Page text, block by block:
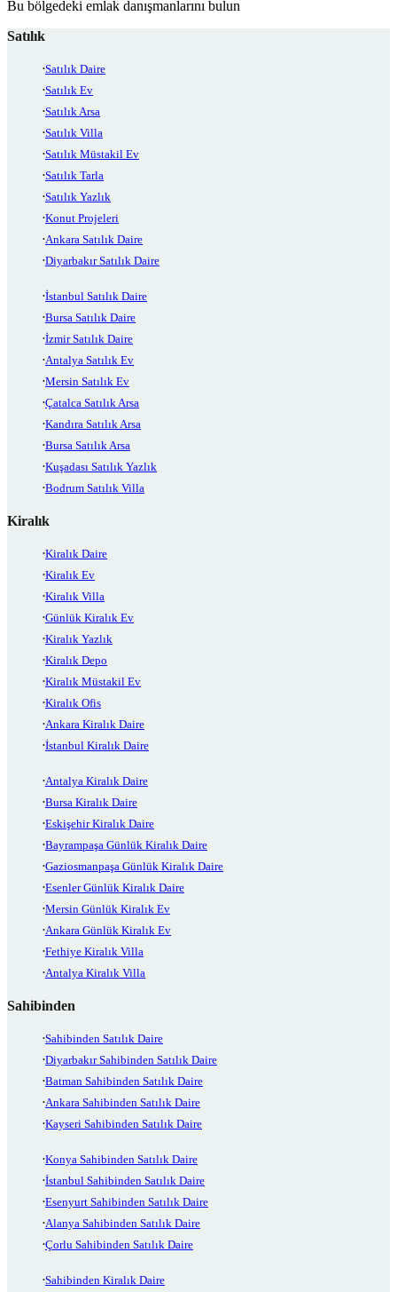
Bu bölgedeki emlak danışmanlarını bulun
Satılık
Satılık Daire
Satılık Ev
Satılık Arsa
Satılık Villa
Satılık Müstakil Ev
Satılık Tarla
Satılık Yazlık
Konut Projeleri
Ankara Satılık Daire
Diyarbakır Satılık Daire
İstanbul Satılık Daire
Bursa Satılık Daire
İzmir Satılık Daire
Antalya Satılık Ev
Mersin Satılık Ev
Çatalca Satılık Arsa
Kandıra Satılık Arsa
Bursa Satılık Arsa
Kuşadası Satılık Yazlık
Bodrum Satılık Villa
Kiralık
Kiralık Daire
Kiralık Ev
Kiralık Villa
Günlük Kiralık Ev
Kiralık Yazlık
Kiralık Depo
Kiralık Müstakil Ev
Kiralık Ofis
Ankara Kiralık Daire
İstanbul Kiralık Daire
Antalya Kiralık Daire
Bursa Kiralık Daire
Eskişehir Kiralık Daire
Bayrampaşa Günlük Kiralık Daire
Gaziosmanpaşa Günlük Kiralık Daire
Esenler Günlük Kiralık Daire
Mersin Günlük Kiralık Ev
Ankara Günlük Kiralık Ev
Fethiye Kiralık Villa
Antalya Kiralık Villa
Sahibinden
Sahibinden Satılık Daire
Diyarbakır Sahibinden Satılık Daire
Batman Sahibinden Satılık Daire
Ankara Sahibinden Satılık Daire
Kayseri Sahibinden Satılık Daire
Konya Sahibinden Satılık Daire
İstanbul Sahibinden Satılık Daire
Esenyurt Sahibinden Satılık Daire
Alanya Sahibinden Satılık Daire
Çorlu Sahibinden Satılık Daire
Sahibinden Kiralık Daire